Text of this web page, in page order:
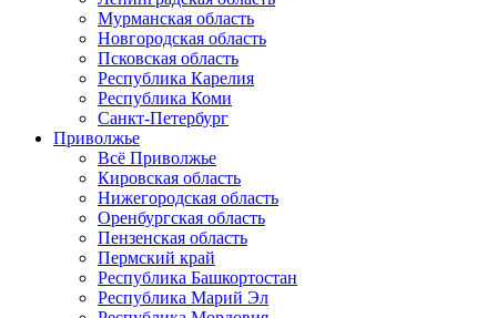
Мурманская область
Новгородская область
Псковская область
Республика Карелия
Республика Коми
Санкт-Петербург
Приволжье
Всё Приволжье
Кировская область
Нижегородская область
Оренбургская область
Пензенская область
Пермский край
Республика Башкортостан
Республика Марий Эл